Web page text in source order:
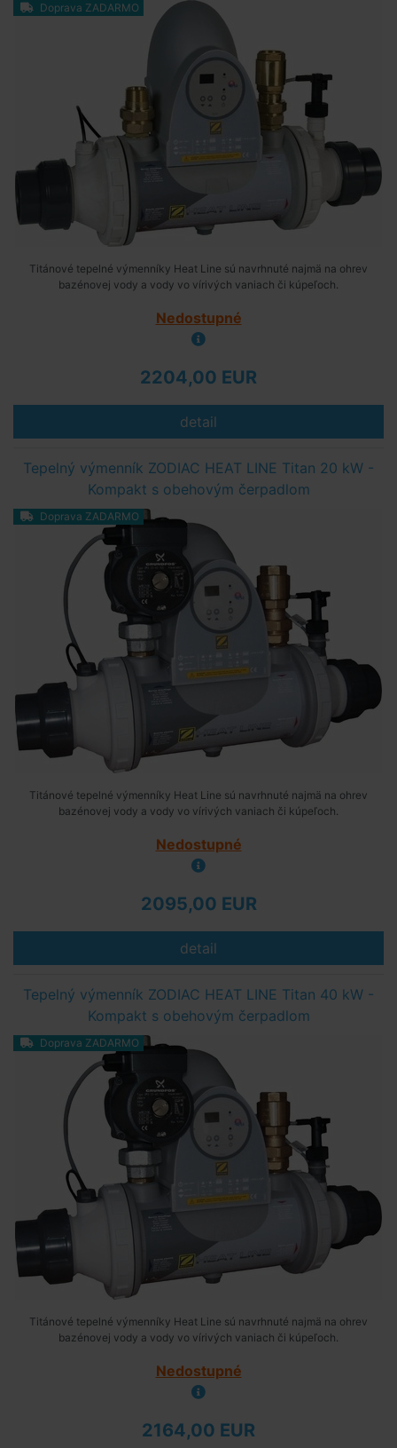
Doprava ZADARMO
Titánové tepelné výmenníky Heat Line sú navrhnuté najmä na ohrev
bazénovej vody a vody vo vírivých vaniach či kúpeľoch.
Nedostupné
2204,00 EUR
detail
Tepelný výmenník ZODIAC HEAT LINE Titan 20 kW -
Kompakt s obehovým čerpadlom
Doprava ZADARMO
Titánové tepelné výmenníky Heat Line sú navrhnuté najmä na ohrev
bazénovej vody a vody vo vírivých vaniach či kúpeľoch.
Nedostupné
2095,00 EUR
detail
Tepelný výmenník ZODIAC HEAT LINE Titan 40 kW -
Kompakt s obehovým čerpadlom
Doprava ZADARMO
Titánové tepelné výmenníky Heat Line sú navrhnuté najmä na ohrev
bazénovej vody a vody vo vírivých vaniach či kúpeľoch.
Nedostupné
2164,00 EUR